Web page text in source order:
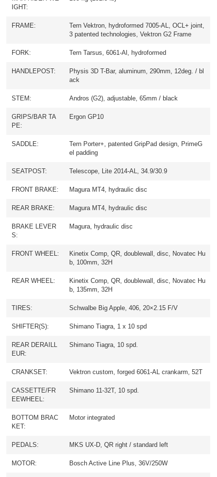
IGHT:
FRAME:
Tern Vektron, hydroformed 7005-AL, OCL+ joint,
3 patented technologies, Vektron G2 Frame
FORK: Tern Tarsus, 6061-Al, hydroformed
HANDLEPOST:
Physis 3D T-Bar, aluminum, 290mm, 12deg. / bl
ack
STEM: Andros (G2), adjustable, 65mm / black
GRIPS/BAR TA
PE:
Ergon GP10
SADDLE:
Tern Porter+, patented GripPad design, PrimeG
el padding
SEATPOST: Telescope, Lite 2014-AL, 34.9/30.9
FRONT BRAKE: Magura MT4, hydraulic disc
REAR BRAKE: Magura MT4, hydraulic disc
BRAKE LEVER
S:
Magura, hydraulic disc
FRONT WHEEL:
Kinetix Comp, QR, doublewall, disc, Novatec Hu
b, 100mm, 32H
REAR WHEEL:
Kinetix Comp, QR, doublewall, disc, Novatec Hu
b, 135mm, 32H
TIRES: Schwalbe Big Apple, 406, 20×2.15 F/V
SHIFTER(S): Shimano Tiagra, 1 x 10 spd
REAR DERAILL
EUR:
Shimano Tiagra, 10 spd.
CRANKSET: Vektron custom, forged 6061-AL crankarm, 52T
CASSETTE/FR
EEWHEEL:
Shimano 11-32T, 10 spd.
BOTTOM BRAC
KET:
Motor integrated
PEDALS: MKS UX-D, QR right / standard left
MOTOR: Bosch Active Line Plus, 36V/250W